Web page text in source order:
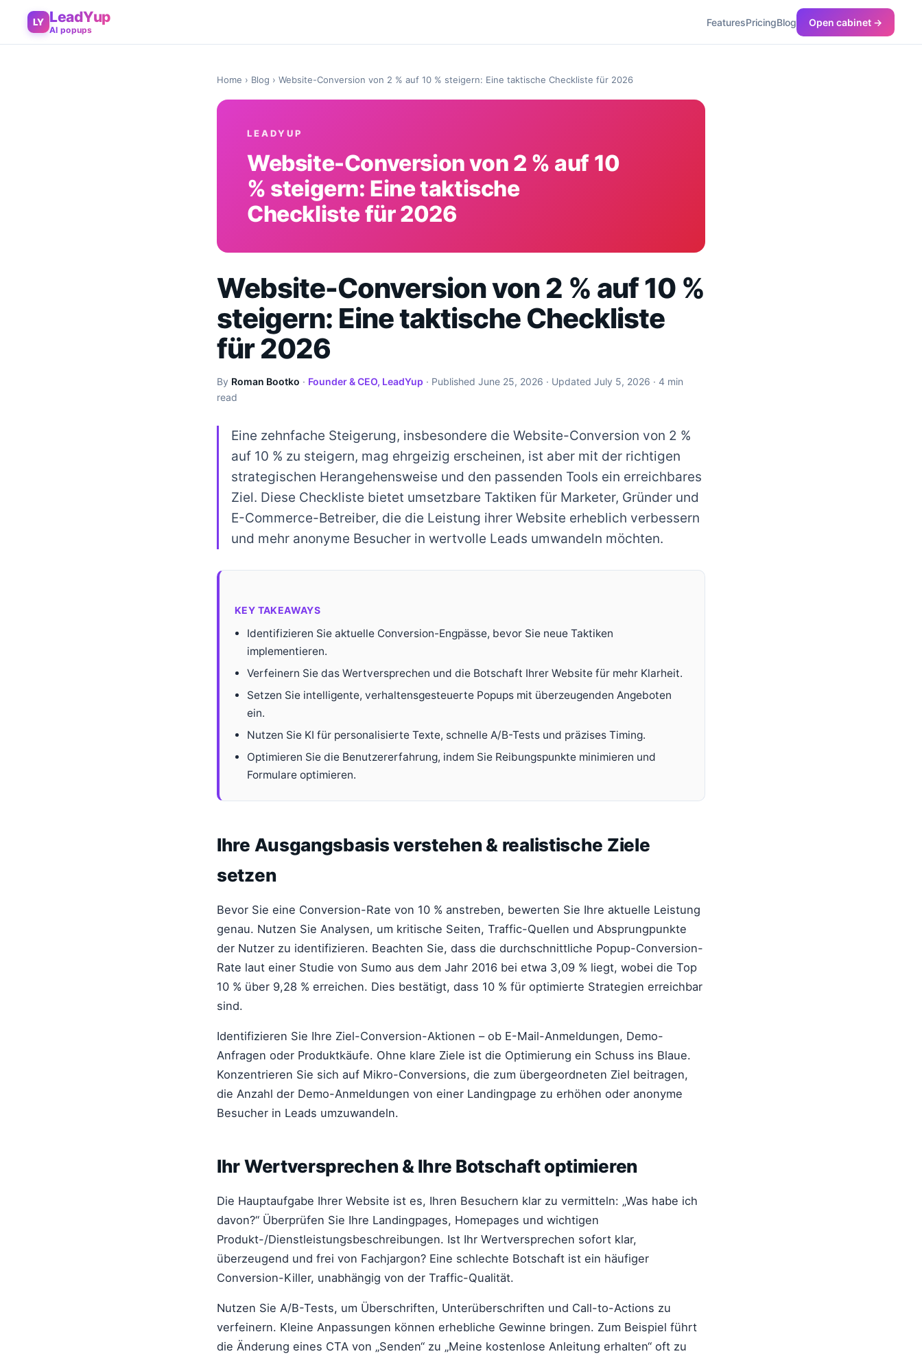
LY LeadYup
AI popups
FeaturesPricingBlog Open cabinet →
Home › Blog › Website-Conversion von 2 % auf 10 % steigern: Eine taktische Checkliste für 2026
LEADYUP
Website-Conversion von 2 % auf 10
% steigern: Eine taktische
Checkliste für 2026
Website-Conversion von 2 % auf 10 %
steigern: Eine taktische Checkliste
für 2026
By Roman Bootko · Founder & CEO, LeadYup · Published June 25, 2026 · Updated July 5, 2026 · 4 min
read
Eine zehnfache Steigerung, insbesondere die Website-Conversion von 2 %
auf 10 % zu steigern, mag ehrgeizig erscheinen, ist aber mit der richtigen
strategischen Herangehensweise und den passenden Tools ein erreichbares
Ziel. Diese Checkliste bietet umsetzbare Taktiken für Marketer, Gründer und
E-Commerce-Betreiber, die die Leistung ihrer Website erheblich verbessern
und mehr anonyme Besucher in wertvolle Leads umwandeln möchten.
KEY TAKEAWAYS
Identifizieren Sie aktuelle Conversion-Engpässe, bevor Sie neue Taktiken
implementieren.
Verfeinern Sie das Wertversprechen und die Botschaft Ihrer Website für mehr Klarheit.
Setzen Sie intelligente, verhaltensgesteuerte Popups mit überzeugenden Angeboten
ein.
Nutzen Sie KI für personalisierte Texte, schnelle A/B-Tests und präzises Timing.
Optimieren Sie die Benutzererfahrung, indem Sie Reibungspunkte minimieren und
Formulare optimieren.
Ihre Ausgangsbasis verstehen & realistische Ziele
setzen
Bevor Sie eine Conversion-Rate von 10 % anstreben, bewerten Sie Ihre aktuelle Leistung
genau. Nutzen Sie Analysen, um kritische Seiten, Traffic-Quellen und Absprungpunkte
der Nutzer zu identifizieren. Beachten Sie, dass die durchschnittliche Popup-Conversion-
Rate laut einer Studie von Sumo aus dem Jahr 2016 bei etwa 3,09 % liegt, wobei die Top
10 % über 9,28 % erreichen. Dies bestätigt, dass 10 % für optimierte Strategien erreichbar
sind.
Identifizieren Sie Ihre Ziel-Conversion-Aktionen – ob E-Mail-Anmeldungen, Demo-
Anfragen oder Produktkäufe. Ohne klare Ziele ist die Optimierung ein Schuss ins Blaue.
Konzentrieren Sie sich auf Mikro-Conversions, die zum übergeordneten Ziel beitragen,
die Anzahl der Demo-Anmeldungen von einer Landingpage zu erhöhen oder anonyme
Besucher in Leads umzuwandeln.
Ihr Wertversprechen & Ihre Botschaft optimieren
Die Hauptaufgabe Ihrer Website ist es, Ihren Besuchern klar zu vermitteln: „Was habe ich
davon?“ Überprüfen Sie Ihre Landingpages, Homepages und wichtigen
Produkt-/Dienstleistungsbeschreibungen. Ist Ihr Wertversprechen sofort klar,
überzeugend und frei von Fachjargon? Eine schlechte Botschaft ist ein häufiger
Conversion-Killer, unabhängig von der Traffic-Qualität.
Nutzen Sie A/B-Tests, um Überschriften, Unterüberschriften und Call-to-Actions zu
verfeinern. Kleine Anpassungen können erhebliche Gewinne bringen. Zum Beispiel führt
die Änderung eines CTA von „Senden“ zu „Meine kostenlose Anleitung erhalten“ oft zu